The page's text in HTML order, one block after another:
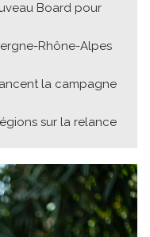
Board pour
Rhône-Alpes
la campagne
sur la relance